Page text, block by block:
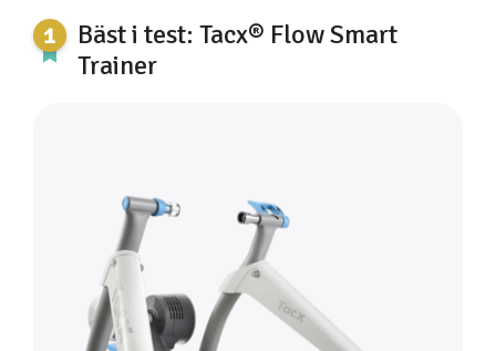
Bäst i test: Tacx® Flow Smart
Trainer